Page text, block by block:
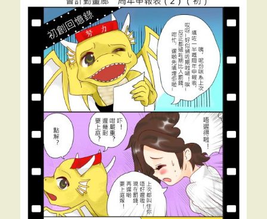
憶
錄」
<<
周
年
申
報
表
（3）
初
>>